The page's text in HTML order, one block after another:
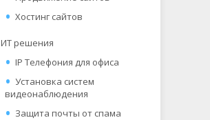
Хостинг сайтов
ИТ решения
IP Телефония для офиса
Установка систем
видеонаблюдения
Защита почты от спама